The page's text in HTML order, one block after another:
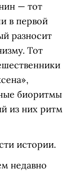
— тот
в первой
разносит
Тот
биоритмы
из них ритм
истории.
недавно